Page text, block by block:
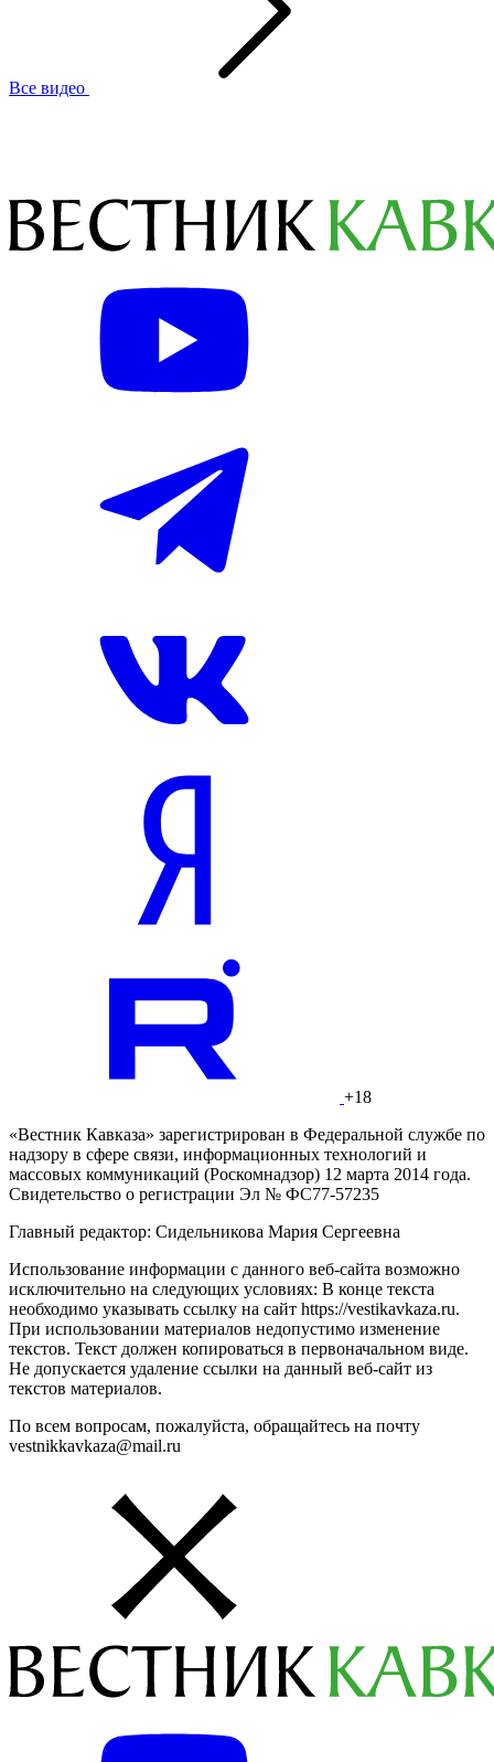
Все видео
+18
«Вестник Кавказа» зарегистрирован в Федеральной службе по
надзору в сфере связи, информационных технологий и
массовых коммуникаций (Роскомнадзор) 12 марта 2014 года.
Свидетельство о регистрации Эл № ФС77-57235
Главный редактор: Сидельникова Мария Сергеевна
Использование информации с данного веб-сайта возможно
исключительно на следующих условиях: В конце текста
необходимо указывать ссылку на сайт https://vestikavkaza.ru.
При использовании материалов недопустимо изменение
текстов. Текст должен копироваться в первоначальном виде.
Не допускается удаление ссылки на данный веб-сайт из
текстов материалов.
По всем вопросам, пожалуйста, обращайтесь на почту
vestnikkavkaza@mail.ru